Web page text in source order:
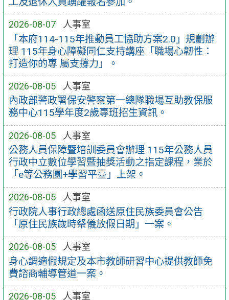
2026-08-07 人事室
「本府114-115年推動員工協助方案2.0」規劃辦
理 115年身心障礙同仁支持講座「職場心韌性：
打造你的專 屬支撐力」。
2026-08-05 人事室
內政部警政署保安警察第一總隊職場互助教保服
務中心115學年度2歲專班招生資訊。
2026-08-05 人事室
公務人員保障暨培訓委員會辦理 115年公務人員
行政中立數位學習暨抽獎活動之指定課程，業於
「e等公務園+學習平臺」上架。
2026-08-05 人事室
行政院人事行政總處函送原住民族委員會公告
「原住民族歲時祭儀放假日期」一案。
2026-08-05 人事室
身心調適假規定及本市教師研習中心提供教師免
費諮商輔導管道一案。
2026-08-05 人事室